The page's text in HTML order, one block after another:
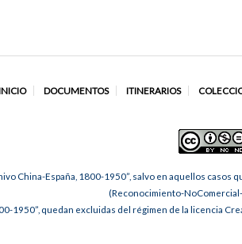
DOCUMENTOS ITINERARIOS
China-España, 1800-1950”, salvo en aquellos
(Reconocimiento-
1950”, quedan excluidas del régimen de la licencia